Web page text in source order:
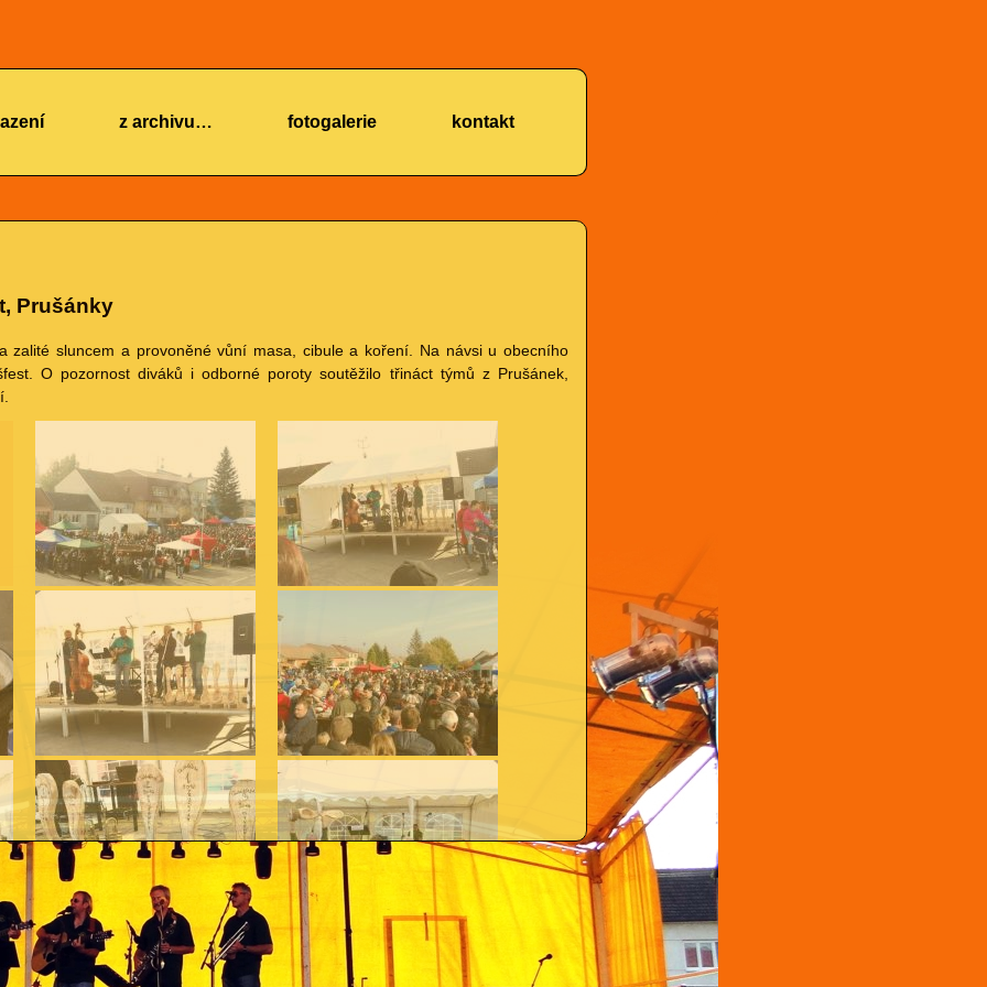
z archivu… fotogalerie kontakt
Prušánky
zalité sluncem a provoněné vůní masa, cibule a koření. Na návsi u obecního
O pozornost diváků i odborné poroty soutěžilo třináct týmů z Prušánek,